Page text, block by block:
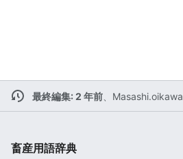
最終編集: 2 年前、 Masashi.oikawa
畜産用語辞典